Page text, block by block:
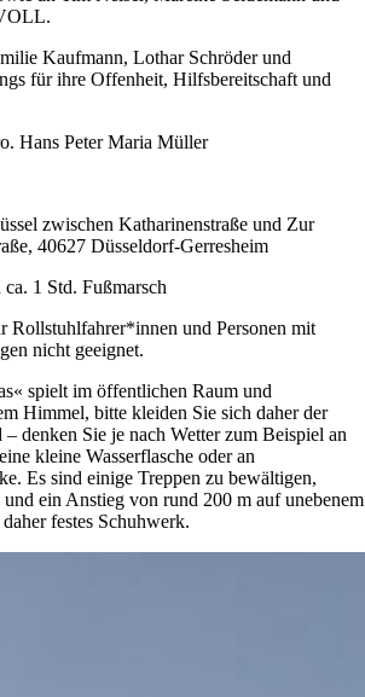
Kaufmann, Lothar Schröder und
für ihre Offenheit, Hilfsbereitschaft und
Hans Peter Maria Müller
zwischen Katharinenstraße und Zur
40627 Düsseldorf-Gerresheim
1 Std. Fußmarsch
Rollstuhlfahrer*innen und Personen mit
nicht geeignet.
spielt im öffentlichen Raum und
Himmel, bitte kleiden Sie sich daher der
– denken Sie je nach Wetter zum Beispiel an
kleine Wasserflasche oder an
Es sind einige Treppen zu bewältigen,
ein Anstieg von rund 200 m auf unebenem
festes Schuhwerk.